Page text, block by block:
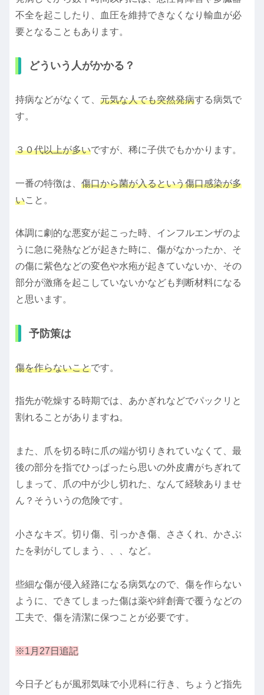
不全を起こしたり、血圧を維持できなくなり輸血が必
要となることもあります。
どういう人がかかる？
持病などがなくて、 元気な人でも突然発病する病気で
す。
３０代以上が多いですが、稀に子供でもかかります。
一番の特徴は、 傷口から菌が入るという傷口感染が多
いこと。
体調に劇的な悪変が起こった時、インフルエンザのよ
うに急に発熱などが起きた時に、傷がなかったか、そ
の傷に紫色などの変色や水疱が起きていないか、その
部分が激痛を起こしていないかなども判断材料になる
と思います。
予防策は
傷を作らないことです。
指先が乾燥する時期では、あかぎれなどでパックリと
割れることがありますね。
また、爪を切る時に爪の端が切りきれていなくて、最
後の部分を指でひっぱったら思いの外皮膚がちぎれて
しまって、爪の中が少し切れた、なんて経験ありませ
ん？そういうの危険です。
小さなキズ。切り傷、引っかき傷、ささくれ、かさぶ
たを剥がしてしまう、、、など。
些細な傷が侵入経路になる病気なので、傷を作らない
ように、できてしまった傷は薬や絆創膏で覆うなどの
工夫で、傷を清潔に保つことが必要です。
※1月27日追記
今日子どもが風邪気味で小児科に行き、ちょうど指先